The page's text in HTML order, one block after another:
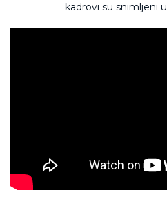
kadrovi su snimljeni